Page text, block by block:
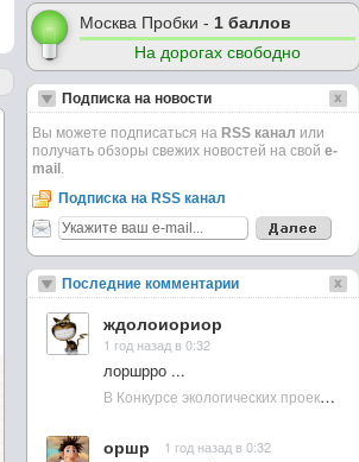
Москва Пробки - 1 баллов
На дорогах свободно
Подписка на новости
Вы можете подписаться на RSS канал или
получать обзоры свежих новостей на свой e-
mail .
Подписка на RSS канал
Последние комментарии
ждолоиориор
1 год назад в 0:32
лоршрро ...
В Конкурсе экологических проектов в Подмосковье активно участвовала молодежь :: NewsRbk.ru...
оршр 1 год назад в 0:32